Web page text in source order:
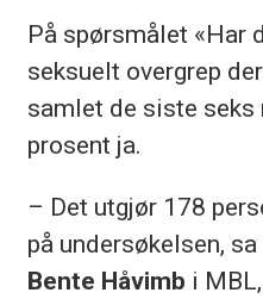
På spørsmålet «Har
seksuelt overgrep
samlet de siste seks
prosent ja.
– Det utgjør 178
på undersøkelsen,
Bente Håvimb i